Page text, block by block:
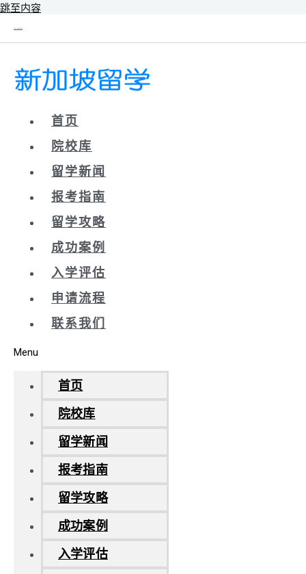
跳至内容
首页
院校库
留学新闻
报考指南
留学攻略
成功案例
入学评估
申请流程
联系我们
Menu
首页
院校库
留学新闻
报考指南
留学攻略
成功案例
入学评估